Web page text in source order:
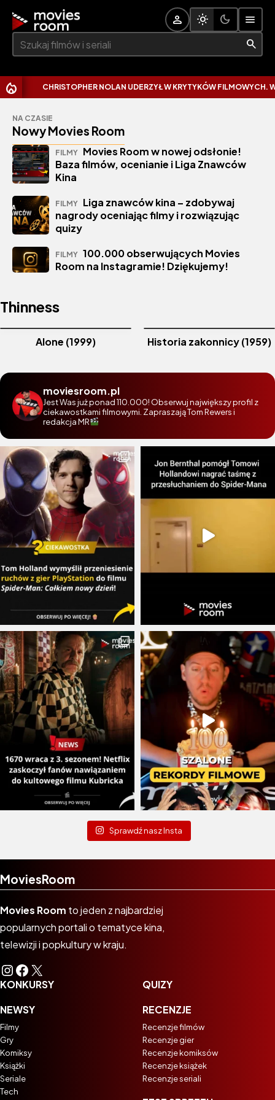
Szukaj:
CHRISTOPHER NOLAN UDERZYŁ W KRYTYKÓW FILMOWYCH.
NA CZASIE
Nowy Movies Room
FILMY Movies Room w nowej odsłonie!
Baza filmów, ocenianie i Liga Znawców
Kina
FILMY Liga znawców kina – zdobywaj
nagrody oceniając filmy i rozwiązując
quizy
FILMY 100.000 obserwujących Movies
Room na Instagramie! Dziękujemy!
Thinness
Alone (1999) Historia zakonnicy (1959)
moviesroom.pl
Jest Was już ponad 110.000! Obserwuj największy profil z
ciekawostkami filmowymi. Zapraszają Tom Rewers i
redakcja MR
Sprawdź nasz Insta
MoviesRoom
Movies Room to jeden z najbardziej
popularnych portali o tematyce kina,
telewizji i popkultury w kraju.
Instagram
Facebook
X
KONKURSY
NEWSY
Filmy
Gry
Komiksy
Książki
Seriale
Tech
QUIZY
RECENZJE
Recenzje filmów
Recenzje gier
Recenzje komiksów
Recenzje książek
Recenzje seriali